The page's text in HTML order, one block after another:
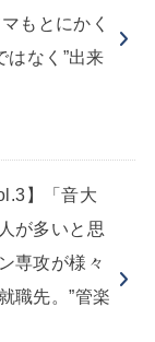
もとにかく
はなく”出来
】「音大
が多いと思
専攻が様々
職先。”管楽